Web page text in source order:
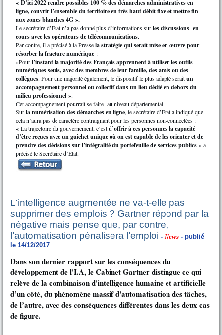
« D’ici 2022 rendre possibles 100 % des démarches administratives en
ligne, couvrir l’ensemble du territoire en très haut débit fixe et mettre fin
aux zones blanches 4G ».
Le secrétaire d’Etat n’a pas donné plus d’informations surles discussions en
cours avec les opérateurs de télécommunications.
Par contre, il a précisé à la Pressela stratégie qui serait mise en œuvre pour
résorber la fracture numérique :
«Pourl’instant la majorité des Français apprennent à utiliser les outils
numériques seuls, avec des membres de leur famille, des amis ou des
collègues. Pour une majorité également, le dispositif le plus adapté seraitun
accompagnement personnel ou collectif dans un lieu dédié en dehors du
milieu professionnel ».
Cet accompagnement pourrait se faire au niveau départemental.
Surla numérisation des démarches en ligne, le secrétaire d’Etat a indiqué que
cela n’aura pas de caractère contraignant pour les personnes non-connectées :
« La trajectoire du gouvernement, c’estd’offrir à ces personnes la capacité
d’être reçues avec un guichet unique où on est capable de les orienter et de
prendre des décisions sur l’intégralité du portefeuille de services publics » a
précisé le Secrétaire d’Etat.
L'intelligence augmentée ne va-t-elle pas
supprimer des emplois ? Gartner répond par la
négative mais pense que, par contre,
l’automatisation pénalisera l’emploi - News - publié
le 14/12/2017
Dans son dernier rapport sur les conséquences du
développement de l'I.A, le Cabinet Gartner distingue ce qui
relève de la combinaison d'intelligence humaine et artificielle
d’un côté, du phénomène massif d'automatisation des tâches,
de l’autre, avec des conséquences différentes dans les deux cas
de figure.